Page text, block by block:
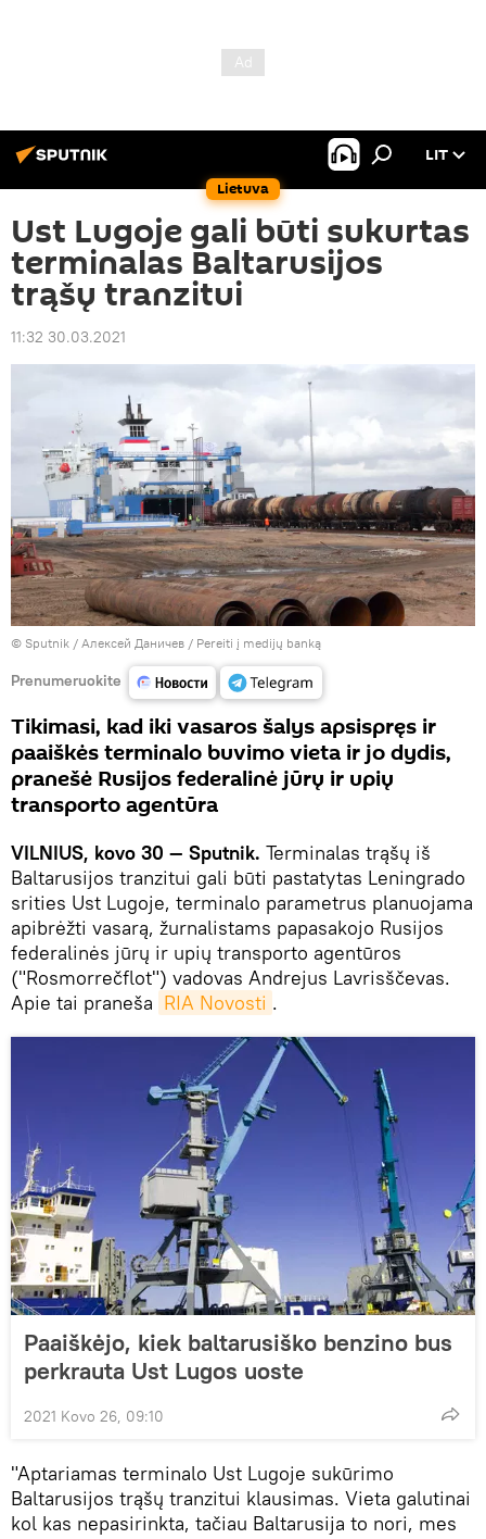
Lietuva
LIT
Ust Lugoje gali būti sukurtas
terminalas Baltarusijos
trąšų tranzitui
11:32 30.03.2021
© Sputnik / Алексей Даничев / Pereiti į medijų banką
Prenumeruokite
Tikimasi, kad iki vasaros šalys apsispręs ir
paaiškės terminalo buvimo vieta ir jo dydis,
pranešė Rusijos federalinė jūrų ir upių
transporto agentūra
VILNIUS, kovo 30 — Sputnik. Terminalas trąšų iš
Baltarusijos tranzitui gali būti pastatytas Leningrado
srities Ust Lugoje, terminalo parametrus planuojama
apibrėžti vasarą, žurnalistams papasakojo Rusijos
federalinės jūrų ir upių transporto agentūros
("Rosmorrečflot") vadovas Andrejus Lavrisščevas.
Apie tai praneša RIA Novosti .
Paaiškėjo, kiek baltarusiško benzino bus
perkrauta Ust Lugos uoste
2021 Kovo 26, 09:10
"Aptariamas terminalo Ust Lugoje sukūrimo
Baltarusijos trąšų tranzitui klausimas. Vieta galutinai
kol kas nepasirinkta, tačiau Baltarusija to nori, mes